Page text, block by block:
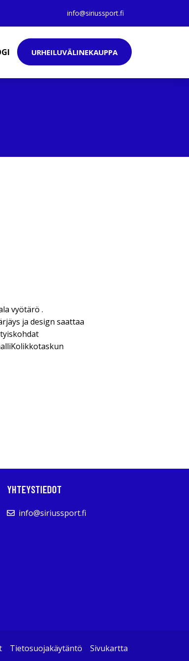
info@siriussport.fi
URHEILUVÄLINEKAUPPA
vyötärö .
ja design saattaa
YHTEYSTIEDOT
info@siriussport.fi
Tietosuojakäytäntö Sivukartta